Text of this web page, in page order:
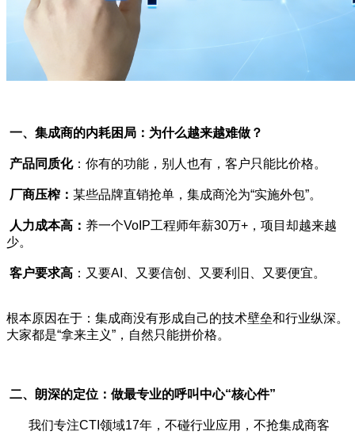
一、集成商的内耗困局：为什么越来越难做？
产品同质化：你有的功能，别人也有，客户只能比价格。
厂商压榨： 某些品牌直销抢单，集成商沦为“实施外包”。
人力成本高： 养一个VoIP工程师年薪30万+，项目却越来越
少。
客户要求高 ：又要AI、又要信创、又要利旧、又要便宜。
根本原因在于：集成商没有形成自己的技术壁垒和行业纵深。
大家都是“拿来主义”，自然只能拼价格。
二、朗深的定位：做最专业的呼叫中心“核心件”
我们专注CTI领域17年，不碰行业应用，不抢集成商客